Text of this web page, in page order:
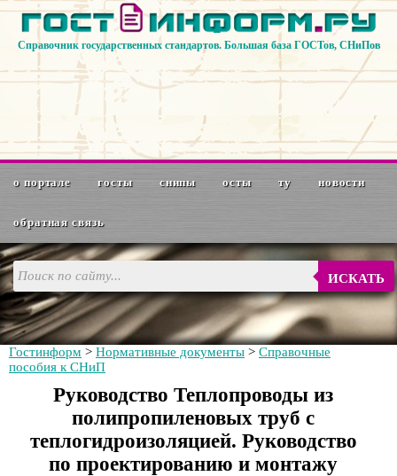
Справочник государственных стандартов. Большая база ГОСТов, СНиПов
о портале госты снипы осты ту новости
обратная связь
ИСКАТЬ
Гостинформ > Нормативные документы > Справочные
пособия к СНиП
Руководство Теплопроводы из
полипропиленовых труб с
теплогидроизоляцией. Руководство
по проектированию и монтажу